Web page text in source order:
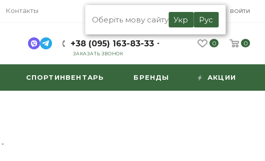
Контакты RU
Оберіть мову сайту Укр Рус
ВОЙТИ
+38 (095) 163-83-33
ЗАКАЗАТЬ ЗВОНОК
0 0
СПОРТИНВЕНТАРЬ БРЕНДЫ АКЦИИ